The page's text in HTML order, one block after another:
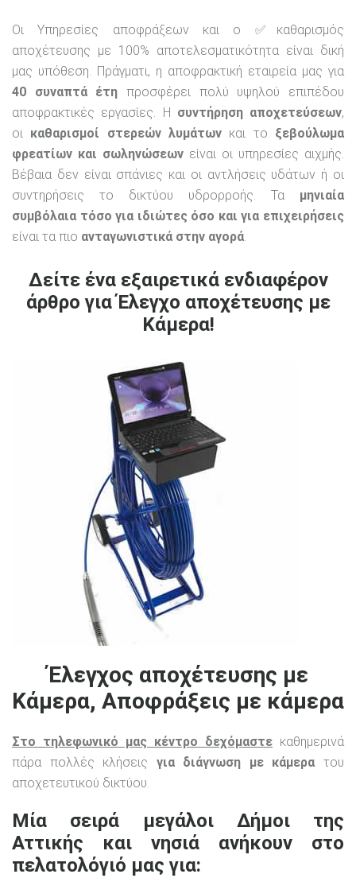
Οι Υπηρεσίες αποφράξεων και ο ✅καθαρισμός
αποχέτευσης με 100% αποτελεσματικότητα είναι δική
μας υπόθεση. Πράγματι, η αποφρακτική εταιρεία μας για
40 συναπτά έτη προσφέρει πολύ υψηλού επιπέδου
αποφρακτικές εργασίες. Η συντήρηση αποχετεύσεων,
οι καθαρισμοί στερεών λυμάτων και το ξεβούλωμα
φρεατίων και σωληνώσεων είναι οι υπηρεσίες αιχμής.
Βέβαια δεν είναι σπάνιες και οι αντλήσεις υδάτων ή οι
συντηρήσεις το δικτύου υδρορροής. Τα μηνιαία
συμβόλαια τόσο για ιδιώτες όσο και για επιχειρήσεις
είναι τα πιο ανταγωνιστικά στην αγορά.
Δείτε ένα εξαιρετικά ενδιαφέρον
άρθρο για Έλεγχο αποχέτευσης με
Κάμερα!
Έλεγχος αποχέτευσης με
Κάμερα, Αποφράξεις με κάμερα
Στο τηλεφωνικό μας κέντρο δεχόμαστε καθημερινά
πάρα πολλές κλήσεις για διάγνωση με κάμερα του
αποχετευτικού δικτύου.
Μία σειρά μεγάλοι Δήμοι της
Αττικής και νησιά ανήκουν στο
πελατολόγιό μας για: